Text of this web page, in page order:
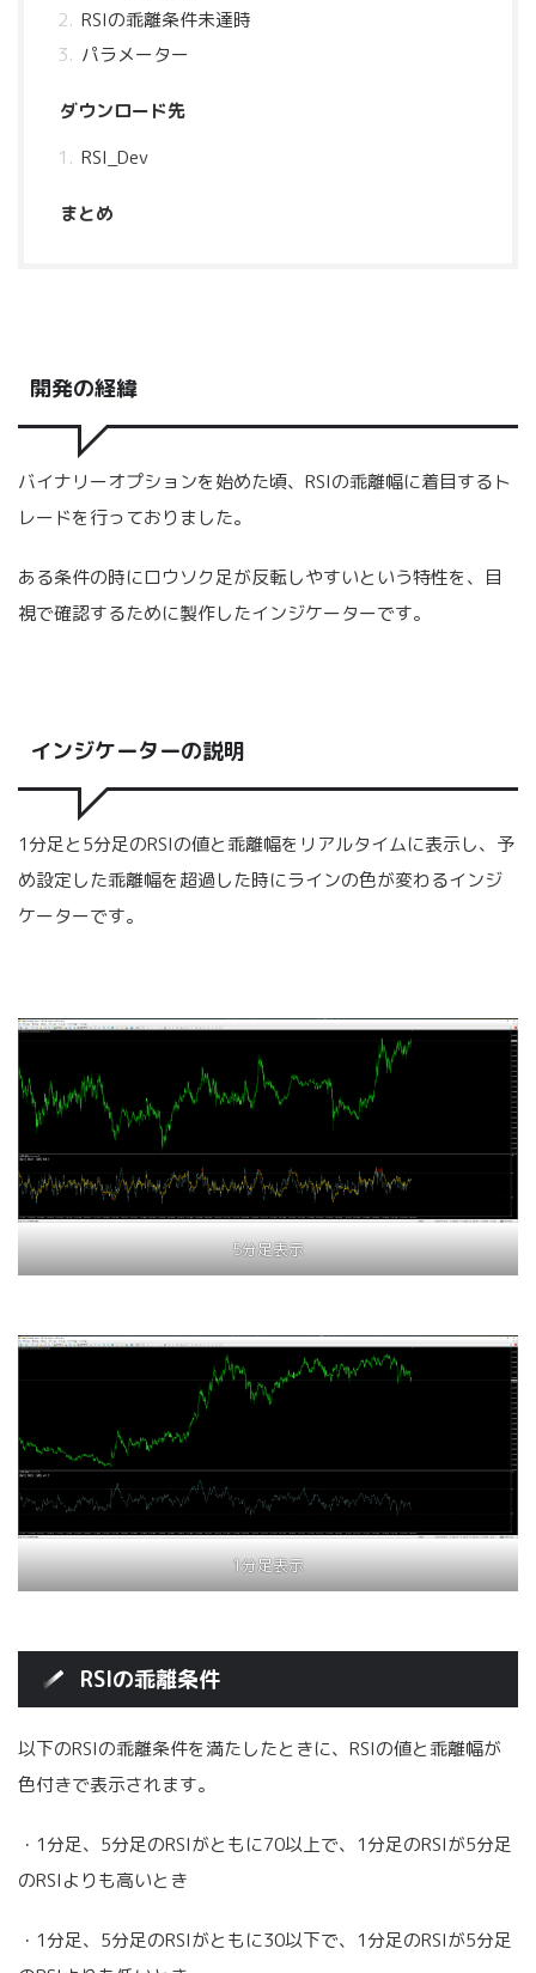
RSIの乖離条件未達時
パラメーター
ダウンロード先
RSI_Dev
まとめ
開発の経緯
バイナリーオプションを始めた頃、RSIの乖離幅に着目するト
レードを行っておりました。
ある条件の時にロウソク足が反転しやすいという特性を、目
視で確認するために製作したインジケーターです。
インジケーターの説明
1分足と5分足のRSIの値と乖離幅をリアルタイムに表示し、予
め設定した乖離幅を超過した時にラインの色が変わるインジ
ケーターです。
5分足表示
1分足表示
RSIの乖離条件
以下のRSIの乖離条件を満たしたときに、RSIの値と乖離幅が
色付きで表示されます。
・1分足、5分足のRSIがともに70以上で、1分足のRSIが5分足
のRSIよりも高いとき
・1分足、5分足のRSIがともに30以下で、1分足のRSIが5分足